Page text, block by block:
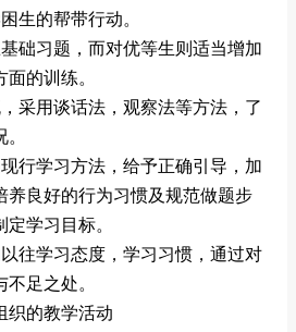
生的帮带行动。
础习题，而对优等生则适当增加
的训练。
采用谈话法，观察法等方法，了
行学习方法，给予正确引导，加
养良好的行为习惯及规范做题步
学习目标。
往学习态度，学习习惯，通过对
足之处。
织的教学活动